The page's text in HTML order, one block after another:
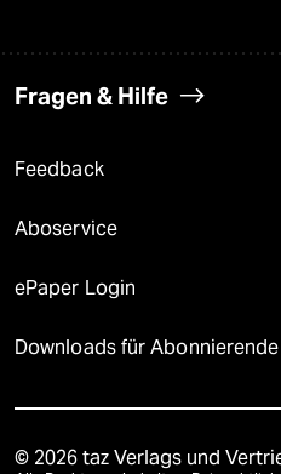
Fragen & Hilfe
Feedback
Aboservice
ePaper Login
Downloads für Abonnierende
© 2026 taz Verlags und